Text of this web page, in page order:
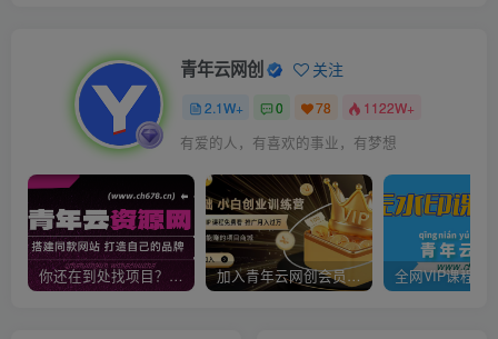
青年云网创 关注
2.1W+ 0 78 1122W+
有爱的人，有喜欢的事业，有梦想
你还在到处找项目？还在当韭菜？我靠卖项目一个月收入5万+，曾经我也是个失败者。 加入青年云网创会员，全站资源免费学习。加入高级合伙人，推广日入1000+